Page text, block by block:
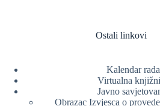
Ostali linkovi
Kalendar rada
Virtualna
Javno
Obrazac Izvjesca o